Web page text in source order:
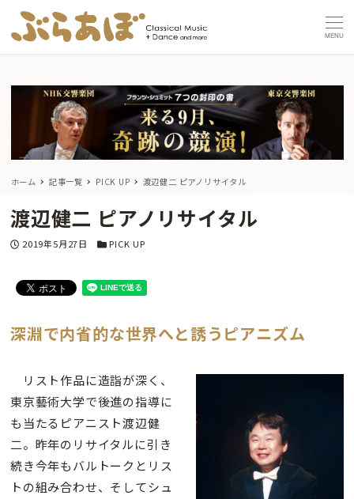
MENU
ホーム 記事一覧 PICK UP 渡辺健二 ピアノリサイタル
渡辺健二 ピアノリサイタル
投稿日
2019年5月27日 カテゴリー
PICK UP
深淵で内省的な世界へと誘うピアニズム
リスト作品に造詣が深く、
東京藝術大学で後進の指導に
も当たるピアニスト渡辺健
二。昨年のリサイタルに引き
続き今年もバルトークとリス
トの組み合わせ、そしてシュ